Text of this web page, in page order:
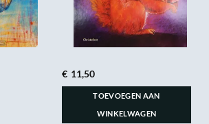
€ 11,50
TOEVOEGEN AAN
WINKELWAGEN